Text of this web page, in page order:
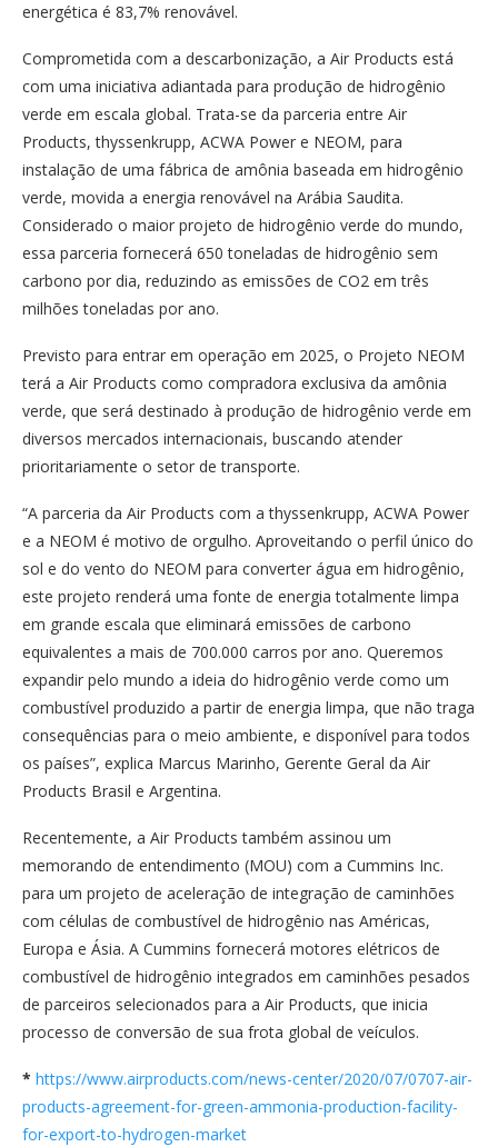
energética é 83,7% renovável.
Comprometida com a descarbonização, a Air Products está
com uma iniciativa adiantada para produção de hidrogênio
verde em escala global. Trata-se da parceria entre Air
Products, thyssenkrupp, ACWA Power e NEOM, para
instalação de uma fábrica de amônia baseada em hidrogênio
verde, movida a energia renovável na Arábia Saudita.
Considerado o maior projeto de hidrogênio verde do mundo,
essa parceria fornecerá 650 toneladas de hidrogênio sem
carbono por dia, reduzindo as emissões de CO2 em três
milhões toneladas por ano.
Previsto para entrar em operação em 2025, o Projeto NEOM
terá a Air Products como compradora exclusiva da amônia
verde, que será destinado à produção de hidrogênio verde em
diversos mercados internacionais, buscando atender
prioritariamente o setor de transporte.
“A parceria da Air Products com a thyssenkrupp, ACWA Power
e a NEOM é motivo de orgulho. Aproveitando o perfil único do
sol e do vento do NEOM para converter água em hidrogênio,
este projeto renderá uma fonte de energia totalmente limpa
em grande escala que eliminará emissões de carbono
equivalentes a mais de 700.000 carros por ano. Queremos
expandir pelo mundo a ideia do hidrogênio verde como um
combustível produzido a partir de energia limpa, que não traga
consequências para o meio ambiente, e disponível para todos
os países”, explica Marcus Marinho, Gerente Geral da Air
Products Brasil e Argentina.
Recentemente, a Air Products também assinou um
memorando de entendimento (MOU) com a Cummins Inc.
para um projeto de aceleração de integração de caminhões
com células de combustível de hidrogênio nas Américas,
Europa e Ásia. A Cummins fornecerá motores elétricos de
combustível de hidrogênio integrados em caminhões pesados
de parceiros selecionados para a Air Products, que inicia
processo de conversão de sua frota global de veículos.
* https://www.airproducts.com/news-center/2020/07/0707-air-
products-agreement-for-green-ammonia-production-facility-
for-export-to-hydrogen-market